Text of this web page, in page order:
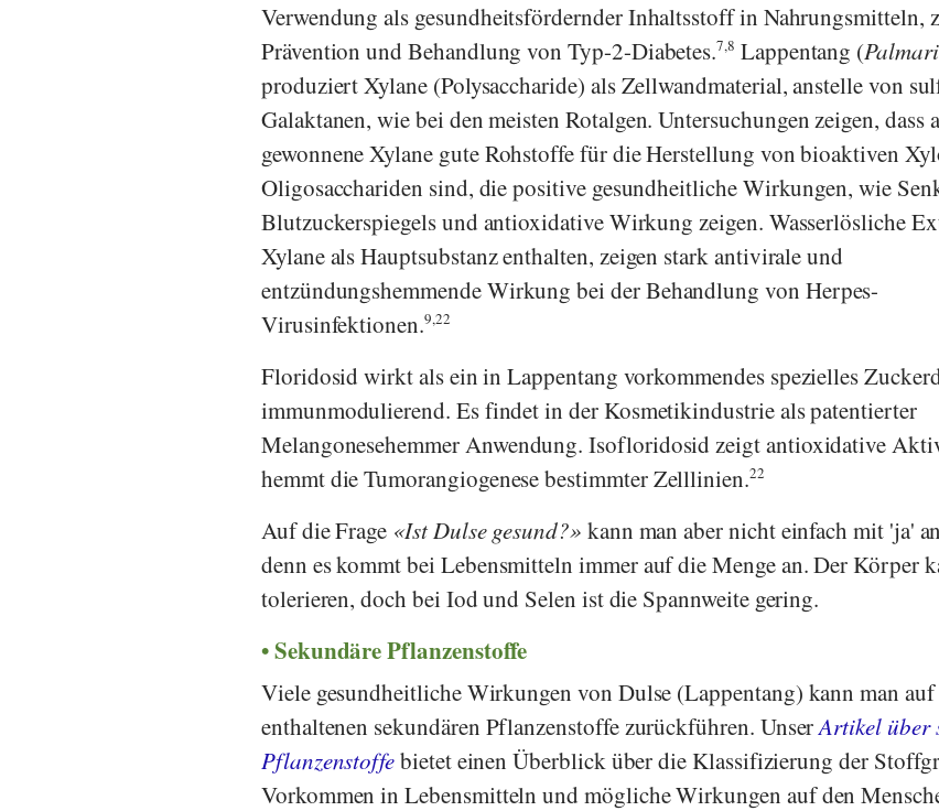
Verwendung als gesundheitsfördernder Inhaltsstoff in Nahrungsmitteln,
Prävention und Behandlung von Typ-2-Diabetes.7,8 Lappentang (
produziert Xylane (Polysaccharide) als Zellwandmaterial, anstelle von
Galaktanen, wie bei den meisten Rotalgen. Untersuchungen zeigen, dass
gewonnene Xylane gute Rohstoffe für die Herstellung von bioaktiven
Oligosacchariden sind, die positive gesundheitliche Wirkungen, wie
Blutzuckerspiegels und antioxidative Wirkung zeigen. Wasserlösliche
Xylane als Hauptsubstanz enthalten, zeigen stark antivirale und
entzündungshemmende Wirkung bei der Behandlung von Herpes-
Virusinfektionen.9,22
Floridosid wirkt als ein in Lappentang vorkommendes spezielles
immunmodulierend. Es findet in der Kosmetikindustrie als patentierter
Melangonesehemmer Anwendung. Isofloridosid zeigt antioxidative
hemmt die Tumorangiogenese bestimmter Zelllinien.22
Auf die Frage Ist Dulse gesund?
kann man aber nicht einfach mit 'ja'
denn es kommt bei Lebensmitteln immer auf die Menge an. Der Körper
tolerieren, doch bei Iod und Selen ist die Spannweite gering.
Sekundäre Pflanzenstoffe
Viele gesundheitliche Wirkungen von Dulse (Lappentang) kann man
enthaltenen sekundären Pflanzenstoffe zurückführen. UnserArtikel über
Pflanzenstoffebietet einen Überblick über die Klassifizierung der
Vorkommen in Lebensmitteln und mögliche Wirkungen auf den